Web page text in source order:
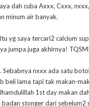
dah cuba Axxx, Cxxx,
minum air banyak.
yg saya tercari2 calcium
jumpa juga akhirnya! TQSM!
nxxx ada satu
beli lama tapi tak makan-
1st day makan
stonger dari sebelum2